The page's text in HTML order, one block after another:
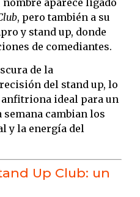
, pero también a su
y stand up, donde
de comediantes.
de la
del stand up, lo
ideal para un
semana cambian los
y la energía del
Up Club: un